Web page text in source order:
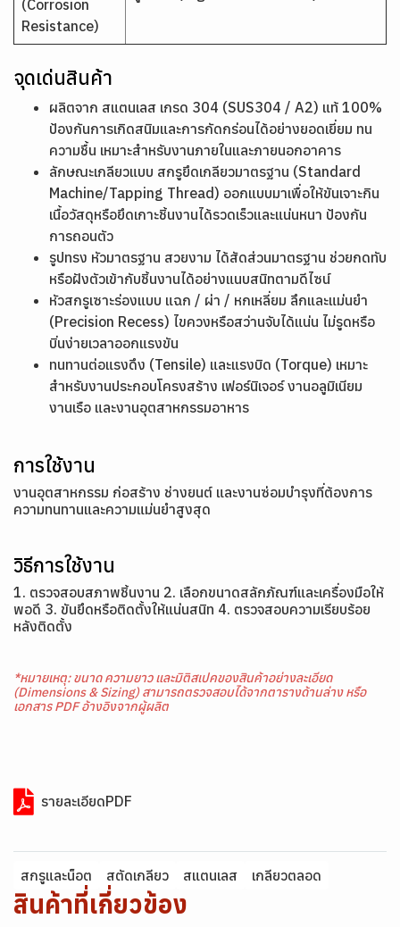
(Corrosion
Resistance)
จุดเด่นสินค้า
ผลิตจาก สแตนเลส เกรด 304 (SUS304 / A2) แท้ 100%
ป้องกันการเกิดสนิมและการกัดกร่อนได้อย่างยอดเยี่ยม ทน
ความชื้น เหมาะสำหรับงานภายในและภายนอกอาคาร
ลักษณะเกลียวแบบ สกรูยึดเกลียวมาตรฐาน (Standard
Machine/Tapping Thread) ออกแบบมาเพื่อให้ขันเจาะกิน
เนื้อวัสดุหรือยึดเกาะชิ้นงานได้รวดเร็วและแน่นหนา ป้องกัน
การถอนตัว
รูปทรง หัวมาตรฐาน สวยงาม ได้สัดส่วนมาตรฐาน ช่วยกดทับ
หรือฝังตัวเข้ากับชิ้นงานได้อย่างแนบสนิทตามดีไซน์
หัวสกรูเซาะร่องแบบ แฉก / ผ่า / หกเหลี่ยม ลึกและแม่นยำ
(Precision Recess) ไขควงหรือสว่านจับได้แน่น ไม่รูดหรือ
บิ่นง่ายเวลาออกแรงขัน
ทนทานต่อแรงดึง (Tensile) และแรงบิด (Torque) เหมาะ
สำหรับงานประกอบโครงสร้าง เฟอร์นิเจอร์ งานอลูมิเนียม
งานเรือ และงานอุตสาหกรรมอาหาร
การใช้งาน
งานอุตสาหกรรม ก่อสร้าง ช่างยนต์ และงานซ่อมบำรุงที่ต้องการ
ความทนทานและความแม่นยำสูงสุด
วิธีการใช้งาน
1. ตรวจสอบสภาพชิ้นงาน 2. เลือกขนาดสลักภัณฑ์และเครื่องมือให้
พอดี 3. ขันยึดหรือติดตั้งให้แน่นสนิท 4. ตรวจสอบความเรียบร้อย
หลังติดตั้ง
*หมายเหตุ: ขนาด ความยาว และมิติสเปคของสินค้าอย่างละเอียด
(Dimensions & Sizing) สามารถตรวจสอบได้จากตารางด้านล่าง หรือ
เอกสาร PDF อ้างอิงจากผู้ผลิต
รายละเอียดPDF
สกรูและน็อต สตัดเกลียว สแตนเลส เกลียวตลอด
สินค้าที่เกี่ยวข้อง